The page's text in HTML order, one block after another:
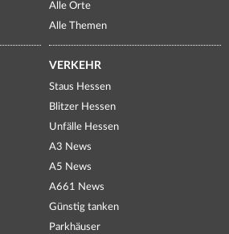
Alle Orte
Alle Themen
VERKEHR
Staus Hessen
Blitzer Hessen
Unfälle Hessen
A3 News
A5 News
A661 News
Günstig tanken
Parkhäuser